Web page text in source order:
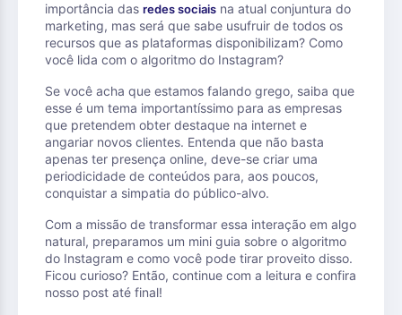
importância das redes sociais na atual conjuntura do
marketing, mas será que sabe usufruir de todos os
recursos que as plataformas disponibilizam? Como
você lida com o algoritmo do Instagram?
Se você acha que estamos falando grego, saiba que
esse é um tema importantíssimo para as empresas
que pretendem obter destaque na internet e
angariar novos clientes. Entenda que não basta
apenas ter presença online, deve-se criar uma
periodicidade de conteúdos para, aos poucos,
conquistar a simpatia do público-alvo.
Com a missão de transformar essa interação em algo
natural, preparamos um mini guia sobre o algoritmo
do Instagram e como você pode tirar proveito disso.
Ficou curioso? Então, continue com a leitura e confira
nosso post até final!